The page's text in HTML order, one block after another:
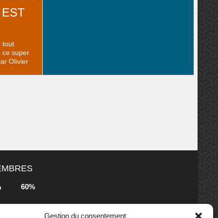
Gestion du consentement
tout
ce super
Olivier
de
60%